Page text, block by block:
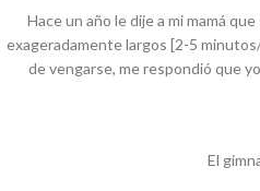
Hace un año le dije a mi mamá
exageradamente largos [2-5
de vengarse, me respondió que
El